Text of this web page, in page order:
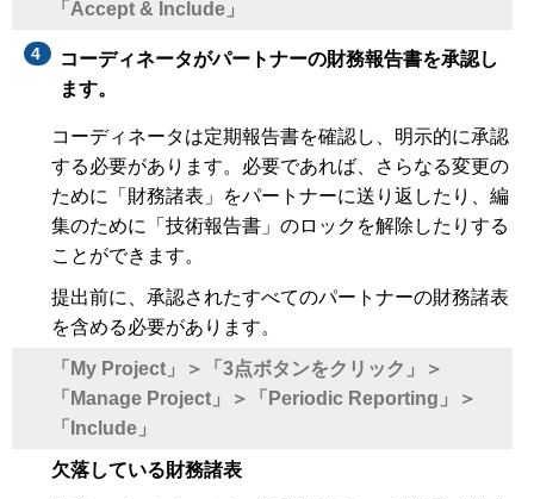
「Accept & Include」
コーディネータがパートナーの財務報告書を承認し
ます。
コーディネータは定期報告書を確認し、明示的に承認
する必要があります。必要であれば、さらなる変更の
ために「財務諸表」をパートナーに送り返したり、編
集のために「技術報告書」のロックを解除したりする
ことができます。
提出前に、承認されたすべてのパートナーの財務諸表
を含める必要があります。
「My Project」＞「3点ボタンをクリック」＞
「Manage Project」＞「Periodic Reporting」＞
「Include」
欠落している財務諸表